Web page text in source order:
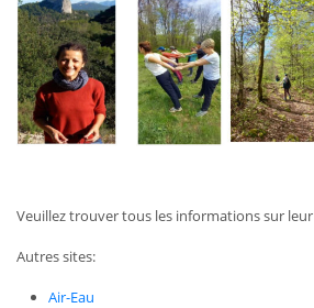
Veuillez trouver tous les informations sur leur
Autres sites:
Air-Eau